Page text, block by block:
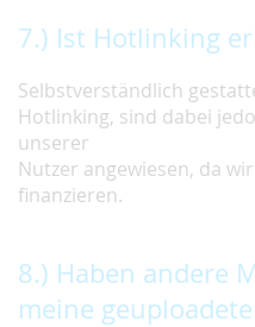
7.) Ist Hotlinking
Selbstverständlich
Hotlinking, sind dabei
unserer
Nutzer angewiesen, da
finanzieren.
8.) Haben andere
meine